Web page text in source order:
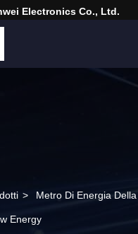
Electronics Co., Ltd.
> Metro Di Energia
Energy